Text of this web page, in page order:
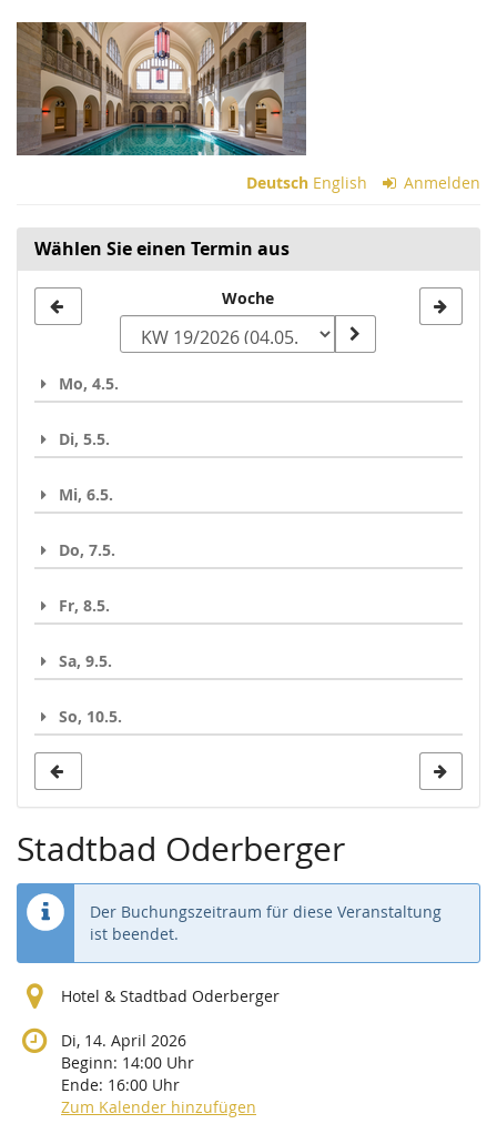
Zum
Haupt-
Inhalt
springen
Deutsch English Anmelden
Wählen Sie einen Termin aus
zur
auswählen
Woche
Mo, 4.5.
Di, 5.5.
Mi, 6.5.
Do, 7.5.
Fr, 8.5.
Sa, 9.5.
So, 10.5.
Stadtbad Oderberger
Der Buchungszeitraum für diese Veranstaltung
ist beendet.
Hotel & Stadtbad Oderberger
Di, 14. April 2026
Beginn: 14:00 Uhr
Ende: 16:00 Uhr
Zum Kalender hinzufügen